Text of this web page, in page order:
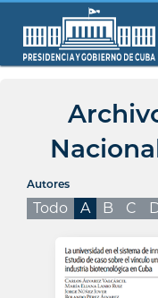
Autores
Todo A B C